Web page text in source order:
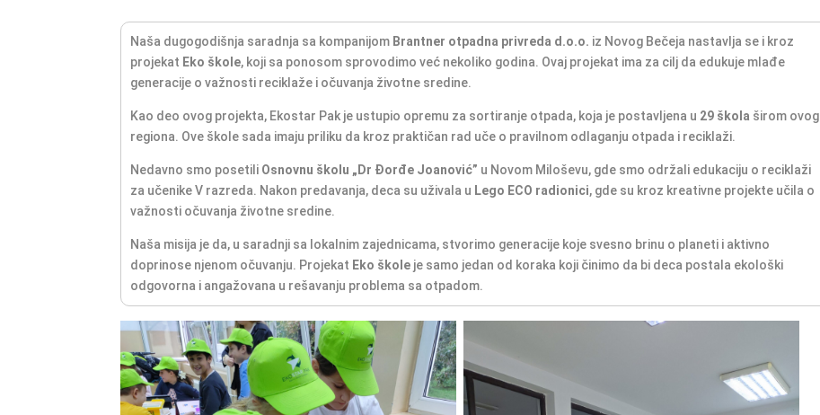
Naša dugogodišnja saradnja sa kompanijom Brantner otpadna privreda d.o.o. iz Novog Bečeja nastavlja se i kroz
projekat Eko škole, koji sa ponosom sprovodimo već nekoliko godina. Ovaj projekat ima za cilj da edukuje mlađe
generacije o važnosti reciklaže i očuvanja životne sredine.
Kao deo ovog projekta, Ekostar Pak je ustupio opremu za sortiranje otpada, koja je postavljena u 29 škola širom ovog
regiona. Ove škole sada imaju priliku da kroz praktičan rad uče o pravilnom odlaganju otpada i reciklaži.
Nedavno smo posetili Osnovnu školu „Dr Đorđe Joanović” u Novom Miloševu, gde smo održali edukaciju o reciklaži
za učenike V razreda. Nakon predavanja, deca su uživala u Lego ECO radionici, gde su kroz kreativne projekte učila o
važnosti očuvanja životne sredine.
Naša misija je da, u saradnji sa lokalnim zajednicama, stvorimo generacije koje svesno brinu o planeti i aktivno
doprinose njenom očuvanju. Projekat Eko škole je samo jedan od koraka koji činimo da bi deca postala ekološki
odgovorna i angažovana u rešavanju problema sa otpadom.